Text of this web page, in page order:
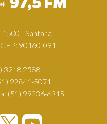
1500 - Santana
90160-091
3218.2588
99841-5071
(51) 99236-6315